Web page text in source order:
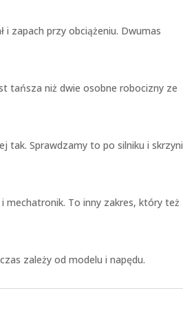
i zapach przy obciążeniu. Dwumas
tańsza niż dwie osobne robocizny ze
tak. Sprawdzamy to po silniku i skrzyni
mechatronik. To inny zakres, który też
zależy od modelu i napędu.